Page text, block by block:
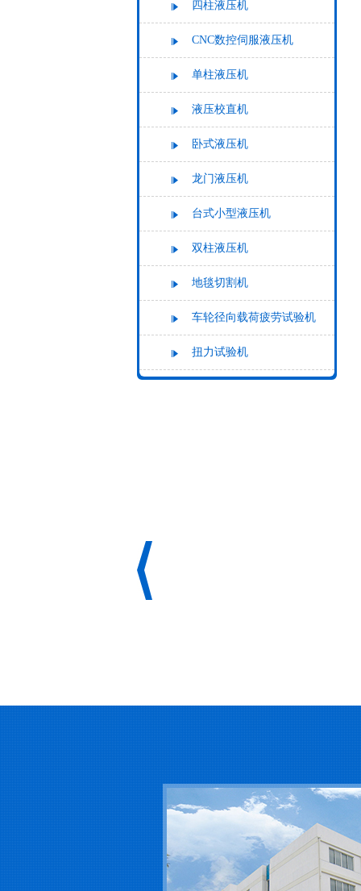
四柱液压机
CNC数控伺服液压机
单柱液压机
液压校直机
卧式液压机
龙门液压机
台式小型液压机
双柱液压机
地毯切割机
车轮径向载荷疲劳试验机
扭力试验机